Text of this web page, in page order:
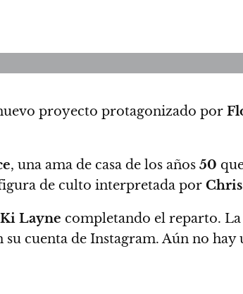
proyecto protagonizado por
, una ama de casa de los años 50
de culto interpretada por
Layne completando el reparto.
cuenta de Instagram. Aún no hay